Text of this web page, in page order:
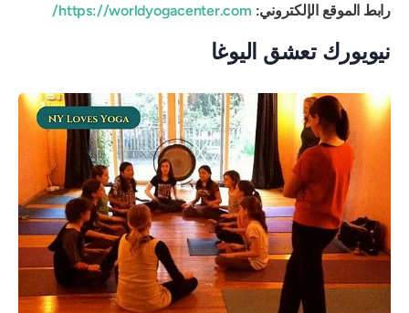
رابط الموقع الإلكتروني: https://worldyogacenter.com/
نيويورك تعشق اليوغا